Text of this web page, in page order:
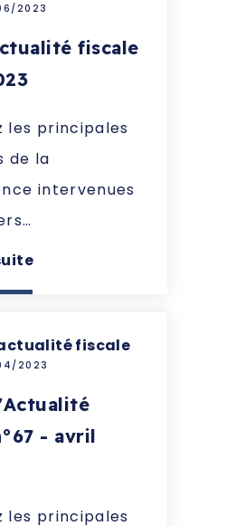
2023
fiscale
les principales
de la
intervenues
fiscale
2023
- avril
les principales